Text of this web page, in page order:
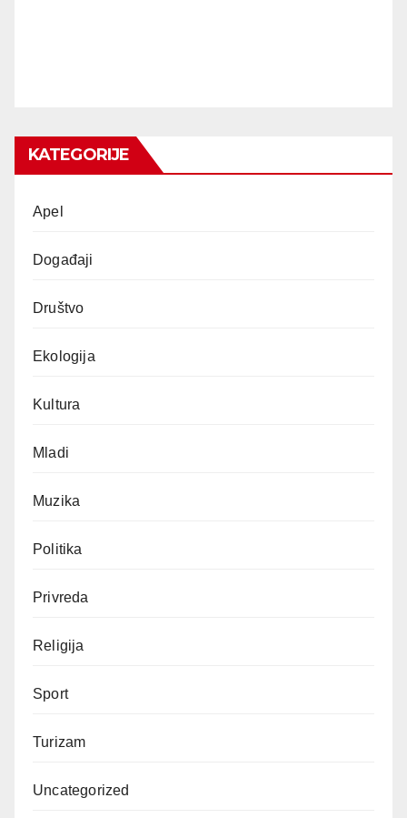
KATEGORIJE
Apel
Događaji
Društvo
Ekologija
Kultura
Mladi
Muzika
Politika
Privreda
Religija
Sport
Turizam
Uncategorized